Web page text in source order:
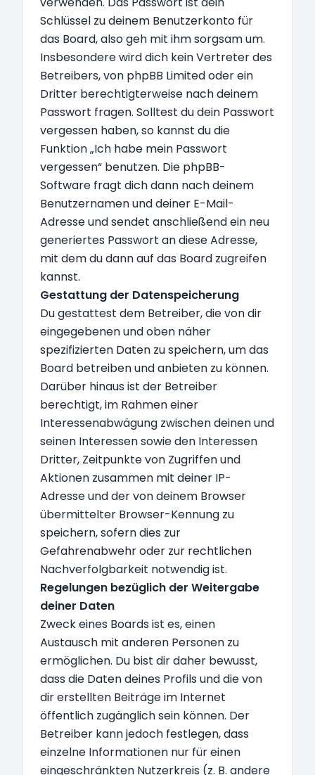
Schlüssel zu deinem Benutzerkonto für
das Board, also geh mit ihm sorgsam um.
Insbesondere wird dich kein Vertreter des
Betreibers, von phpBB Limited oder ein
Dritter berechtigterweise nach deinem
Passwort fragen. Solltest du dein Passwort
vergessen haben, so kannst du die
Funktion „Ich habe mein Passwort
vergessen“ benutzen. Die phpBB-
Software fragt dich dann nach deinem
Benutzernamen und deiner E-Mail-
Adresse und sendet anschließend ein neu
generiertes Passwort an diese Adresse,
mit dem du dann auf das Board zugreifen
kannst.
Gestattung der Datenspeicherung
Du gestattest dem Betreiber, die von dir
eingegebenen und oben näher
spezifizierten Daten zu speichern, um das
Board betreiben und anbieten zu können.
Darüber hinaus ist der Betreiber
berechtigt, im Rahmen einer
Interessenabwägung zwischen deinen und
seinen Interessen sowie den Interessen
Dritter, Zeitpunkte von Zugriffen und
Aktionen zusammen mit deiner IP-
Adresse und der von deinem Browser
übermittelter Browser-Kennung zu
speichern, sofern dies zur
Gefahrenabwehr oder zur rechtlichen
Nachverfolgbarkeit notwendig ist.
Regelungen bezüglich der Weitergabe
deiner Daten
Zweck eines Boards ist es, einen
Austausch mit anderen Personen zu
ermöglichen. Du bist dir daher bewusst,
dass die Daten deines Profils und die von
dir erstellten Beiträge im Internet
öffentlich zugänglich sein können. Der
Betreiber kann jedoch festlegen, dass
einzelne Informationen nur für einen
eingeschränkten Nutzerkreis (z. B. andere